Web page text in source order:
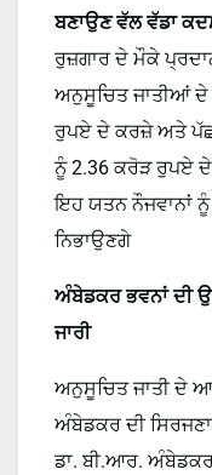
ਬਣਾਉਣ ਵੱਲ ਵੱਡਾ
ਰੁਜ਼ਗਾਰ ਦੇ ਮੌਕੇ
ਅਨੁਸੂਚਿਤ ਜਾਤੀਆਂ ਦੇ
ਰੁਪਏ ਦੇ ਕਰਜ਼ੇ ਅਤੇ
ਨੂੰ 2.36 ਕਰੋੜ ਰੁਪਏ
ਇਹ ਯਤਨ ਨੌਜਵਾਨਾਂ
ਨਿਭਾਉਣਗੇ
ਅੰਬੇਡਕਰ ਭਵਨਾਂ ਦੀ
ਜਾਰੀ
ਅਨੁਸੂਚਿਤ ਜਾਤੀ ਦੇ
ਅੰਬੇਡਕਰ ਦੀ
ਡਾ. ਬੀ.ਆਰ.